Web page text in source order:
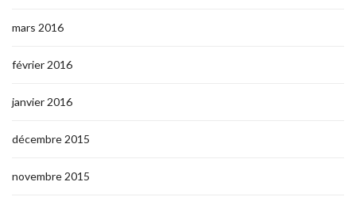
mars 2016
février 2016
janvier 2016
décembre 2015
novembre 2015